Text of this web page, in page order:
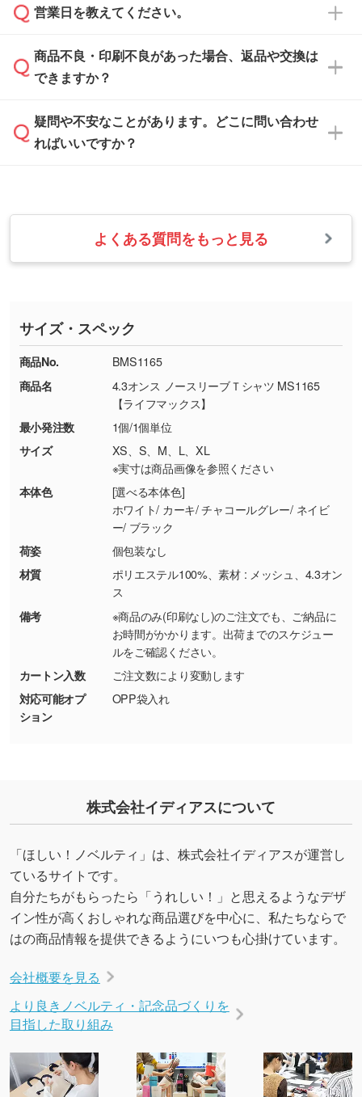
なお、印刷用データの作り方に関する詳細は、
しい
解像度の低い画像や、手書きのイラスト、写真
などを、印刷に適したベクターデータに変換し
・フルカラーデータを1色に変換してほしい
・1色印刷でグラデーションや濃淡を表現した
い
す。→詳しく見る
・コーポレートカラーを使って印刷したい／印
刷色にこだわりがある
DIC・PANTONEなどのカラーチップの指定や、
現物支給による色指定も承っております。→
しく見る
・背景がある画像からキャラクター部分だけを
使いたいです
シンプルな背景のデータや、使いたいキャラク
ター部分の輪郭がはっきりしているデータは切
り抜き処理が可能です。→詳しく見る
・持っているデータの背景が足りない／塗り足
しの作り方が分からない
印刷したいデータが印刷範囲よりも小さい場
合、シンプルな色・柄の背景であれば拡張が可
能です。→
詳しく見る
詳しく見る
ご希望や商品の本体色を確認し、印刷色をご提
本体色がブラック、ネイビーなど濃色の場合は
白色か淡い色の印刷色をおすすめしておりま
本体色がナチュラルなど淡色の場合、印刷をく
っきりと目立たせたいときは濃い印刷色が、柔
らかい雰囲気にしたいときは淡い印刷色が映え
また、お選びいただいた印刷色が本体色に合わ
ない場合や仕上がりに影響しそうな場合は、ス
タッフから別の色をご案内することもございま
営業日を教えてください。
営業日は平日の10:00～18:00で、土日祝日はお
休みとなります。注文・見積・お問い合わせ
速やかに対応いたします。
商品不良・印刷不良があった場合、返品や交換は
できますか？
お手数をお掛けいたしますが、至急担当スタッ
フまでご連絡ください。商品の状況を確認し、
・お届け時に商品が損傷・故障している場合
・ご注文と異なる商品が届いた場合
・印刷不良があった場合
※詳しくは「商品の良品基準について
ください。
【返品・交換ができない場合】
・お客様の元で商品を加工された場合、または
商品が破損した場合
・商品到着後7日以上経過している場合
・お客様のご都合による返品・交換依頼(商
品・色・数量などの注文間違い等)
疑問や不安なことがあります。どこに問い合わせ
ればいいですか？
業日以内に担当スタッフよりメールにてご連絡
いたします。
お急ぎの場合はお電話でのご質問も受け付けて
TEL：0422-29-9911 営業時間10:00～
18:00(土日祝日除く)
よくある質問をもっと見る
サイズ・スペック
商品No.
BMS1165
商品名
4.3オンス ノースリーブＴシャツ MS1165
【ライフマックス】
最小発注数
1個/1個単位
サイズ
XS、S、M、L、XL
※実寸は商品画像を参照ください
本体色
[選べる本体色]
ホワイト/ カーキ/ チャコールグレー/ ネイビ
ー/ ブラック
荷姿
個包装なし
材質
ポリエステル100%、素材 : メッシュ、4.3オン
ス
備考
※商品のみ(印刷なし)のご注文でも、ご納品に
お時間がかかります。出荷までのスケジュー
ルをご確認ください。
カートン入数
ご注文数により変動します
対応可能オプ
ション
OPP袋入れ
株式会社イディアスについて
「ほしい！ノベルティ」は、株式会社イディアスが運営し
ているサイトです。
自分たちがもらったら「うれしい！」と思えるようなデザ
イン性が高くおしゃれな商品選びを中心に、私たちならで
はの商品情報を提供できるようにいつも心掛けています。
会社概要を見る
より良きノベルティ・記念品づくりを
目指した取り組み